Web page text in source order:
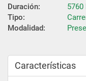
Duración:
5760
Tipo:
Modalidad:
Características